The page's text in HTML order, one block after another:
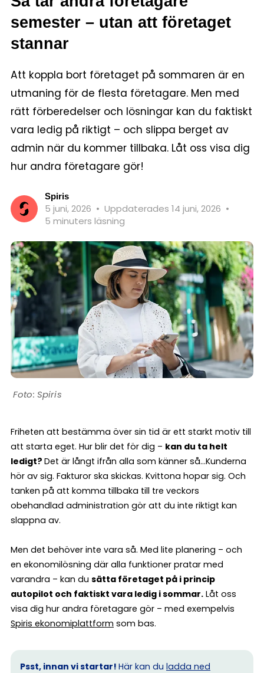
semester – utan att företaget
stannar
Att koppla bort företaget på sommaren är en
utmaning för de flesta företagare. Men med
rätt förberedelser och lösningar kan du faktiskt
vara ledig på riktigt – och slippa berget av
admin när du kommer tillbaka. Låt oss visa dig
hur andra företagare gör!
Spiris
5 juni, 2026 • Uppdaterades 14 juni, 2026 •
5 minuters läsning
Spiris
Friheten att bestämma över sin tid är ett starkt motiv till
att starta eget. Hur blir det för dig – kan du ta helt
ledigt? Det är långt ifrån alla som känner så…Kunderna
hör av sig. Fakturor ska skickas. Kvittona hopar sig. Och
tanken på att komma tillbaka till tre veckors
obehandlad administration gör att du inte riktigt kan
slappna av.
Men det behöver inte vara så. Med lite planering – och
en ekonomilösning där alla funktioner pratar med
varandra – kan du sätta företaget på i princip
autopilot och faktiskt vara ledig i sommar. Låt oss
visa dig hur andra företagare gör – med exempelvis
Spiris ekonomiplattform som bas.
Psst, innan vi startar! Här kan du ladda ned